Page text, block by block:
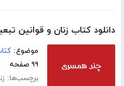
دانلود کتاب زنان و قوانین
موضوع:
۹۹ صفحه
برچسب‌ها: